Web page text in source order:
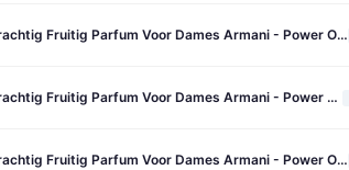
Armani Eau De Parfum Bloemig Amberachtig Fruitig Parfum Voor Dames Armani - Power Of You Eau De Parfum - Bloemig Amberachtig Fruitig Parfum Voor Dames - 30 ML
Armani Eau De Parfum Bloemig Amberachtig Fruitig Parfum Voor Dames Armani - Power Of You Eau De Parfum - Bloemig Amberachtig Fruitig Parfum Voor Dames - 90 ML
Armani Eau De Parfum Bloemig Amberachtig Fruitig Parfum Voor Dames Armani - Power Of You Eau De Parfum - Bloemig Amberachtig Fruitig Parfum Voor Dames - 50 ML